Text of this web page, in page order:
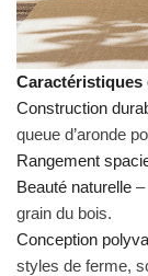
Construction
queue d’aronde
Rangement
Beauté naturelle –
grain du bois.
Conception
styles de ferme,